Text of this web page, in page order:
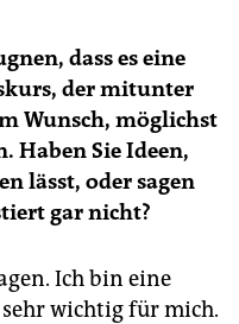
dass es eine
der mitunter
Wunsch, möglichst
Haben Sie Ideen,
lässt, oder sagen
gar nicht?
Ich bin eine
wichtig für mich.